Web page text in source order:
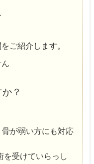
ご紹介します。
？
が弱い方にも対応
を受けていらっし